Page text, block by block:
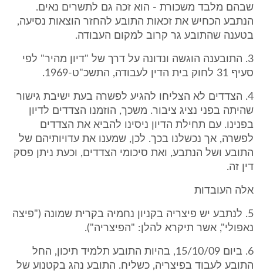
שבהם מלבד משכורת - הוא זכה גם לתשרים נאים.
הנתבע הכחיש את זכאות התובע להחזר הוצאות נסיעה,
בטענה שהתובע גר קרוב למקום העבודה.
3. התובענה הוגשה ונדונה על דרך של "דיון מהיר" לפי
סעיף 31 לחוק בית הדין לעבודה, התשכ"ט-1969.
4. הצדדים לא הצליחו להגיע לפשרה בעת ישיבת גישור
שהיתה בפני נציג ציבור. משכך, הוזמנו הצדדים לדיון
בפנינו. עם תחילת הדיון ניסינו להביא את הצדדים
לפשרה, אך נכשלנו בכך. לכן, שמענו את עדויותיהם של
התובע ושל הנתבע, ואת סיכומי הצדדים, וכעת ניתן פסק
דין זה.
אלה העובדות
5. לנתבע יש פיצריה בקניון נחמיה בקרית שמונה ("פיצה
נאפולי", אשר תיקרא להלן: "הפיצריה").
6. ביום 15/10/09, בהיות התובע תלמיד תיכון, החל
התובע לעבוד בפיצריה, כשליח. התובע נהג בקטנוע של